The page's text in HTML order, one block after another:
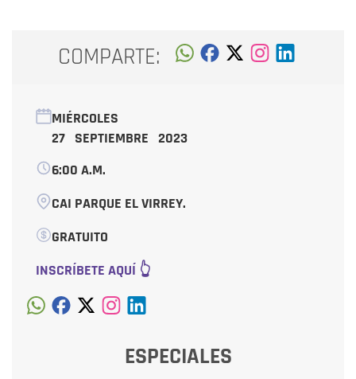
COMPARTE:
MIÉRCOLES
27 SEPTIEMBRE 2023
6:00 A.M.
CAI PARQUE EL VIRREY.
GRATUITO
INSCRÍBETE AQUÍ 👆
ESPECIALES